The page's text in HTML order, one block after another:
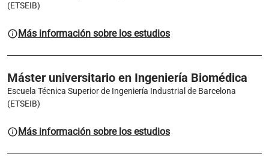
(ETSEIB)
Más información sobre los estudios
Máster universitario en Ingeniería Biomédica
Escuela Técnica Superior de Ingeniería Industrial de Barcelona
(ETSEIB)
Más información sobre los estudios